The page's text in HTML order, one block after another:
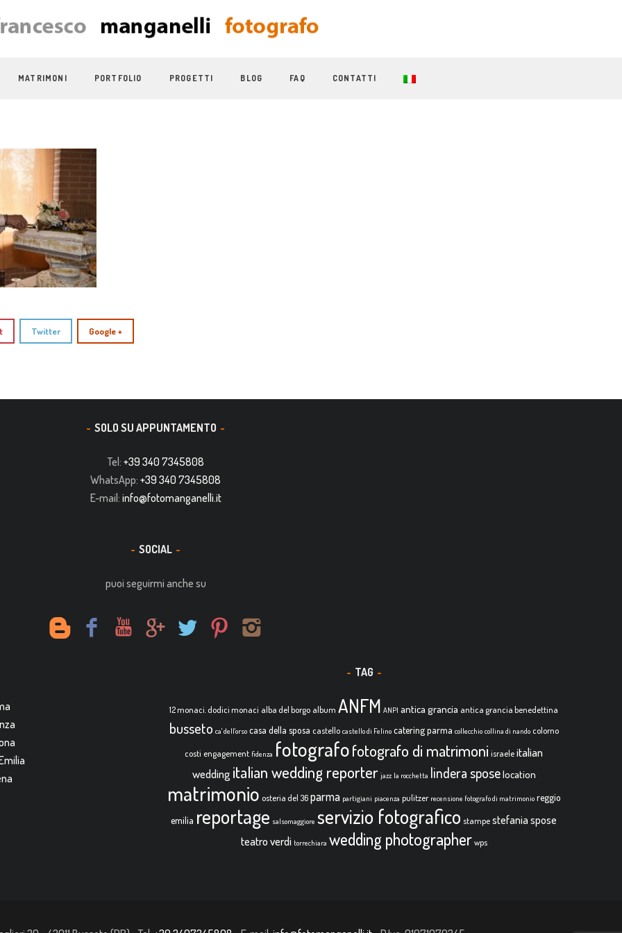
MATRIMONI PORTFOLIO PROGETTI BLOG FAQ CONTATTI
Twitter Google +
SOLO SU APPUNTAMENTO
Tel: +39 340 7345808
WhatsApp: +39 340 7345808
E-mail: info@fotomanganelli.it
SOCIAL
puoi seguirmi anche su
TAG
12 monaci. dodici monaci alba del borgo album ANFM ANPI antica grancia antica grancia benedettina
busseto ca' dell'orso casa della sposa castello castello di Felino catering parma collecchio collina di nando colorno
costi engagement fidenza fotografofotografo di matrimoni israeleitalian
wedding italian wedding reporter jazz la rocchetta lindera sposelocation
matrimonio osteria del 36 parma partigiani piacenza pulitzer recensione fotografo di matrimonio reggio
emilia reportage salsomaggiore servizio fotografico stampestefania spose
teatro verdi torrechiara wedding photographer wps